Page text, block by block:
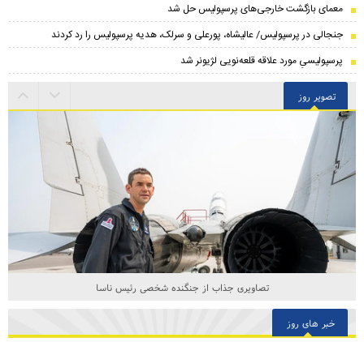
معمای بازگشت خارجی‌های پرسپولیس حل شد
جنجالی در پرسپولیس/ عالیشاه، پورعلی و سرلک، هدیه پرسپولیس را رد کردند
پرسپولیسیِ مورد علاقه قلعه‌نویی لژیونر شد
تصویر روز
تصاویری جذاب از جنگنده شخصی رئیس ناسا
خبر های روز